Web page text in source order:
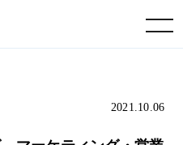
toggle navigation
2021.10.06